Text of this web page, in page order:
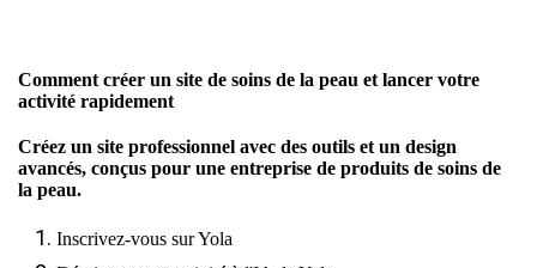
Comment créer un site de soins de la peau et lancer votre
activité rapidement
Créez un site professionnel avec des outils et un design
avancés, conçus pour une entreprise de produits de soins de
la peau.
Inscrivez-vous sur Yola